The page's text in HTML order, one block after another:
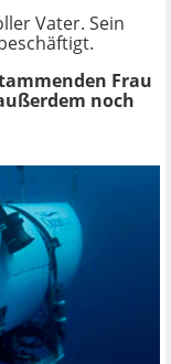
Vater. Sein
Frau
noch